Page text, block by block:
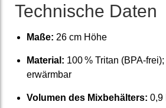
Tech­nische Daten
Maße: 26 cm Höhe
Material: 100 % Tritan (BPA-
erwärmbar
Volumen des Mix­behälters: 0,9